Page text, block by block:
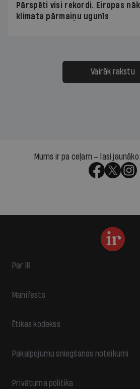
Pārspēti visi rekordi. Eiropas
klimata pārmaiņu ugunīs
Vairāk rakstu
Mums ir pa ceļam — lasi
Par IR
Manifests
Ētikas kodekss
Pakalpojumu sniegšanas noteikumi
Privātuma politika